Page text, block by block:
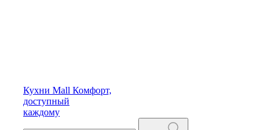
Кухни Mall Комфорт,
доступный
каждому